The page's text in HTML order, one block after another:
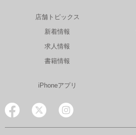
店舗トピックス
新着情報
求人情報
書籍情報
iPhoneアプリ